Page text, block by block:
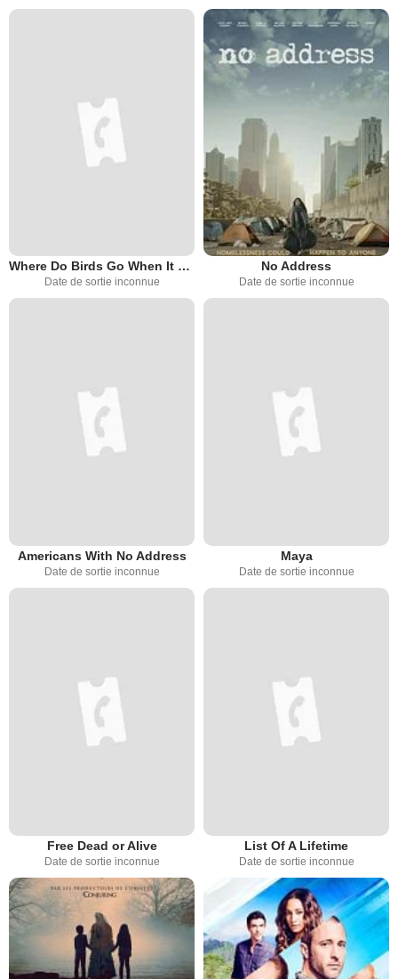
Where Do Birds Go When It Rains?
Date de sortie inconnue
No Address
Date de sortie inconnue
Americans With No Address
Date de sortie inconnue
Maya
Date de sortie inconnue
Free Dead or Alive
Date de sortie inconnue
List Of A Lifetime
Date de sortie inconnue